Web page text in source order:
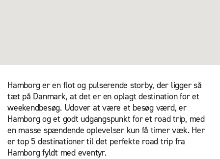
Hamborg er en flot og pulserende storby, der ligger så
tæt på Danmark, at det er en oplagt destination for et
weekendbesøg. Udover at være et besøg værd, er
Hamborg og et godt udgangspunkt for et road trip, med
en masse spændende oplevelser kun få timer væk. Her
er top 5 destinationer til det perfekte road trip fra
Hamborg fyldt med eventyr.